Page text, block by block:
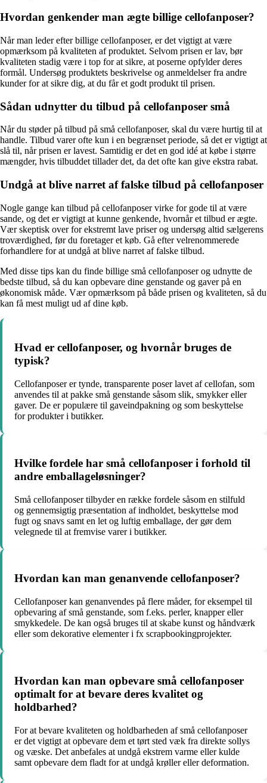
Hvordan genkender man ægte billige cellofanposer?
Når man leder efter billige cellofanposer, er det vigtigt at være
opmærksom på kvaliteten af produktet. Selvom prisen er lav, bør
kvaliteten stadig være i top for at sikre, at poserne opfylder deres
formål. Undersøg produktets beskrivelse og anmeldelser fra andre
kunder for at sikre dig, at du får et godt produkt til prisen.
Sådan udnytter du tilbud på cellofanposer små
Når du støder på tilbud på små cellofanposer, skal du være hurtig til at
handle. Tilbud varer ofte kun i en begrænset periode, så det er vigtigt at
slå til, når prisen er lavest. Samtidig er det en god idé at købe i større
mængder, hvis tilbuddet tillader det, da det ofte kan give ekstra rabat.
Undgå at blive narret af falske tilbud på cellofanposer
Nogle gange kan tilbud på cellofanposer virke for gode til at være
sande, og det er vigtigt at kunne genkende, hvornår et tilbud er ægte.
Vær skeptisk over for ekstremt lave priser og undersøg altid sælgerens
troværdighed, før du foretager et køb. Gå efter velrenommerede
forhandlere for at undgå at blive narret af falske tilbud.
Med disse tips kan du finde billige små cellofanposer og udnytte de
bedste tilbud, så du kan opbevare dine genstande og gaver på en
økonomisk måde. Vær opmærksom på både prisen og kvaliteten, så du
kan få mest muligt ud af dine køb.
Hvad er cellofanposer, og hvornår bruges de
typisk?
Cellofanposer er tynde, transparente poser lavet af cellofan, som
anvendes til at pakke små genstande såsom slik, smykker eller
gaver. De er populære til gaveindpakning og som beskyttelse
for produkter i butikker.
Hvilke fordele har små cellofanposer i forhold til
andre emballageløsninger?
Små cellofanposer tilbyder en række fordele såsom en stilfuld
og gennemsigtig præsentation af indholdet, beskyttelse mod
fugt og snavs samt en let og luftig emballage, der gør dem
velegnede til at fremvise varer i butikker.
Hvordan kan man genanvende cellofanposer?
Cellofanposer kan genanvendes på flere måder, for eksempel til
opbevaring af små genstande, som f.eks. perler, knapper eller
smykkedele. De kan også bruges til at skabe kunst og håndværk
eller som dekorative elementer i fx scrapbookingprojekter.
Hvordan kan man opbevare små cellofanposer
optimalt for at bevare deres kvalitet og
holdbarhed?
For at bevare kvaliteten og holdbarheden af små cellofanposer
er det vigtigt at opbevare dem et tørt sted væk fra direkte sollys
og væske. Det anbefales at undgå ekstrem varme eller kulde
samt opbevare dem fladt for at undgå krøller eller deformation.